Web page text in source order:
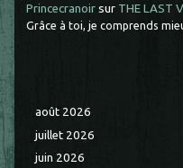
Princecranoir sur THE LAST
Grâce à toi, je comprends
août 2026
juillet 2026
juin 2026